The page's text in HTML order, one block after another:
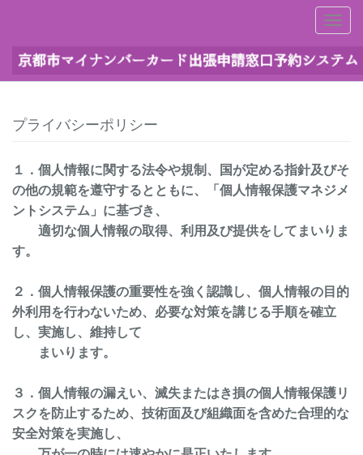
プライバシーポリシー
１．個人情報に関する法令や規制、国が定める指針及びそ
の他の規範を遵守するとともに、「個人情報保護マネジメ
ントシステム」に基づき、
適切な個人情報の取得、利用及び提供をしてまいりま
す。
２．個人情報保護の重要性を強く認識し、個人情報の目的
外利用を行わないため、必要な対策を講じる手順を確立
し、実施し、維持して
まいります。
３．個人情報の漏えい、滅失またはき損の個人情報保護リ
スクを防止するため、技術面及び組織面を含めた合理的な
安全対策を実施し、